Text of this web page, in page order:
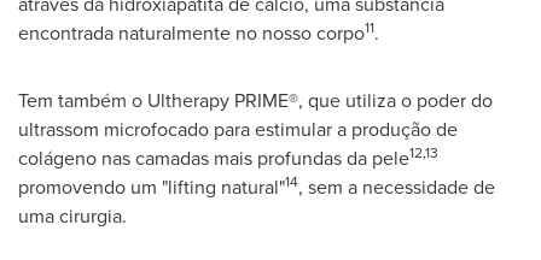
encontrada naturalmente no nosso corpo11.
Tem também o Ultherapy PRIME®, que utiliza o poder do
ultrassom microfocado para estimular a produção de
colágeno nas camadas mais profundas da pele12,13
promovendo um "lifting natural"14, sem a necessidade de
uma cirurgia.